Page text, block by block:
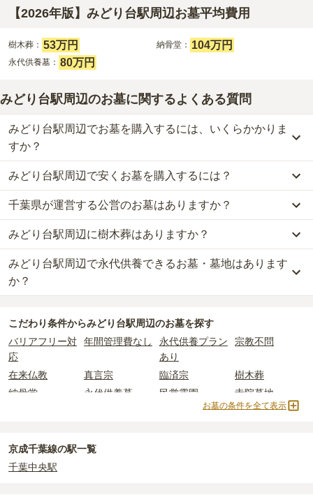
【2026年版】みどり台駅周辺お墓平均費用
樹木葬： 53万円 納骨堂： 104万円
永代供養墓： 80万円
みどり台駅周辺のお墓に関するよくある質問
みどり台駅周辺でお墓を購入するには、いくらかかりま
すか？
みどり台駅周辺での購入費用の目安は、樹木葬が約53万円、納骨堂
が約104万円、永代供養墓が約80万円です。
樹木葬・納骨堂・永代供養墓は、基本的に墓石代がかからず、永代
使用料のみかかります。
・開眼法要の費用 ：お墓を新しく建てた際に行う儀式のための費
用。僧侶に渡すお布施がかかります。
・年間管理費：お墓の管理費。契約後、毎年発生するケースがあり
ます。
正確な費用は、区画や石材の選び方によって大きく変わるため、見
積もりを取るまで確定しません。
現地見学では、担当者に「提示金額以外にかかる費用はないか」を
内を取り寄せることができます。
みどり台駅周辺で安くお墓を購入するには？
みどり台駅周辺で一番安価なお墓は、釈迦寺稲毛大納骨堂
納骨堂
で、25万円からお求めいただけます。
一般的に最も費用を抑えられるのは、他の方のご遺骨と一緒に埋葬
する「合祀墓（ごうしぼ）」と呼ばれるタイプです。個別のお墓に
比べて省スペースで管理の手間がかからないため、費用が安く設定
されています。
価格の目安は、1名あたり5万円〜30万円程度です。
みどり台駅周辺 で安価なお墓を探したい場合は、
び替えてお墓を探すのがおすすめです。
千葉県が運営する公営のお墓はありますか？
みどり台駅周辺には、公営の霊園の掲載がありません。
一方で、千葉県内には、県または市区町村が運営する公営の霊園が
25件あります。
公営霊園は民営の霊園と異なり、契約にあたって応募資格が設けら
主な条件として、遺骨がすでにある、該当の市区町村に一定年数以
上住んでいるなどが挙げられます。
条件を満たさない場合は、申し込み自体ができないことも多いた
め、事前の確認が重要です。
契約条件の詳細は、各霊園のページをご確認いただくか、資料請求
みどり台駅周辺に樹木葬はありますか？
みどり台駅周辺には、1件の樹木葬があります。
詳しくは、
みどり台駅周辺で永代供養できるお墓・墓地はあります
か？
詳しくは、みどり台駅周辺の永代供養の一覧をご覧ください。
こだわり条件からみどり台駅周辺のお墓を探す
バリアフリー対
応
年間管理費なし
永代供養プラン
あり
宗教不問
在来仏教 真言宗 臨済宗
樹木葬
納骨堂
永代供養墓 民営霊園
寺院墓地
お墓の条件を全て表示
京成千葉線の駅一覧
千葉中央駅